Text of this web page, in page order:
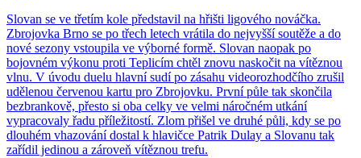
Slovan se ve třetím kole představil na hřišti ligového nováčka.
Zbrojovka Brno se po třech letech vrátila do nejvyšší soutěže a do
nové sezony vstoupila ve výborné formě. Slovan naopak po
bojovném výkonu proti Teplicím chtěl znovu naskočit na vítěznou
vlnu. V úvodu duelu hlavní sudí po zásahu videorozhodčího zrušil
udělenou červenou kartu pro Zbrojovku. První půle tak skončila
bezbrankově, přesto si oba celky ve velmi náročném utkání
vypracovaly řadu příležitostí. Zlom přišel ve druhé půli, kdy se po
dlouhém vhazování dostal k hlavičce Patrik Dulay a Slovanu tak
zařídil jedinou a zároveň vítěznou trefu.